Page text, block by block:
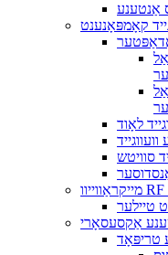
אַנטענע
קאָמפּאָנענט
אַדאַפּטער
לאָוד
וועווגייד
סוויטש
טיילער
אַקסעסאָרי
טריפּאָד